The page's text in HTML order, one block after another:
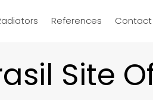
References Contact
Site